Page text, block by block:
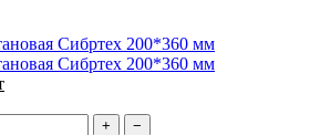
Сибртех 200*360 мм
Сибртех 200*360 мм
+
−